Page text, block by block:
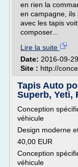
en rien la
en campagne, ils
avec les tapis
composer...
Lire la suite
Date: 2016-09-
Site : http://
Tapis Auto
Superb, Yeti,
Conception
véhicule
Design moderne
40,00 EUR
Conception
véhicule